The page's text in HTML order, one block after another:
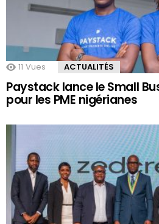
11 Vues ACTUALITÉS
Paystack lance le Small
pour les PME nigérianes